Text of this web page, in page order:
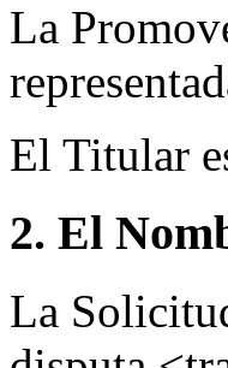
La
El Titular
2. El
La